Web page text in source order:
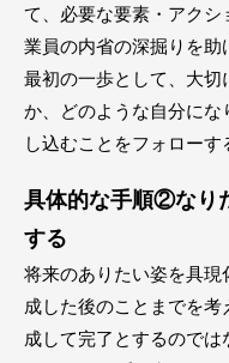
て、必要な要素・アク
業員の内省の深掘りを助
最初の一歩として、大
か、どのような自分にな
し込むことをフォローす
具体的な手順②なり
する
将来のありたい姿を具
成した後のことまでを
成して完了とするので